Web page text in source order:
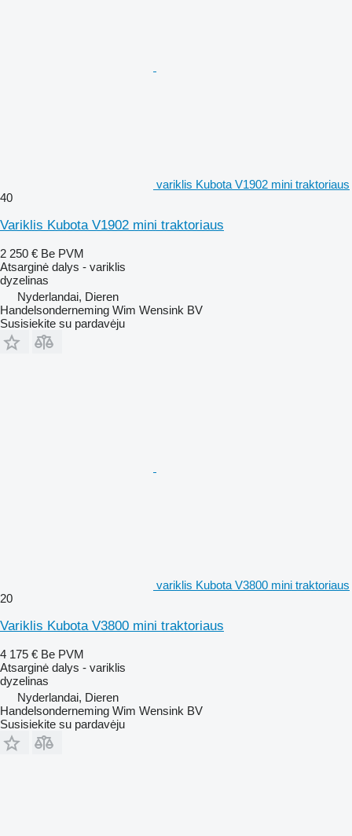
variklis Kubota V1902 mini traktoriaus
40
Variklis Kubota V1902 mini traktoriaus
2 250 € Be PVM
Atsarginė dalys - variklis
dyzelinas
Nyderlandai, Dieren
Handelsonderneming Wim Wensink BV
Susisiekite su pardavėju
variklis Kubota V3800 mini traktoriaus
20
Variklis Kubota V3800 mini traktoriaus
4 175 € Be PVM
Atsarginė dalys - variklis
dyzelinas
Nyderlandai, Dieren
Handelsonderneming Wim Wensink BV
Susisiekite su pardavėju